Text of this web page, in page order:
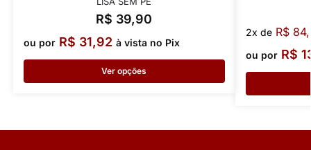
R$ 39,90
ou por R$ 31,92 à vista no Pix
Ver opções
2x de R$
ou por R$